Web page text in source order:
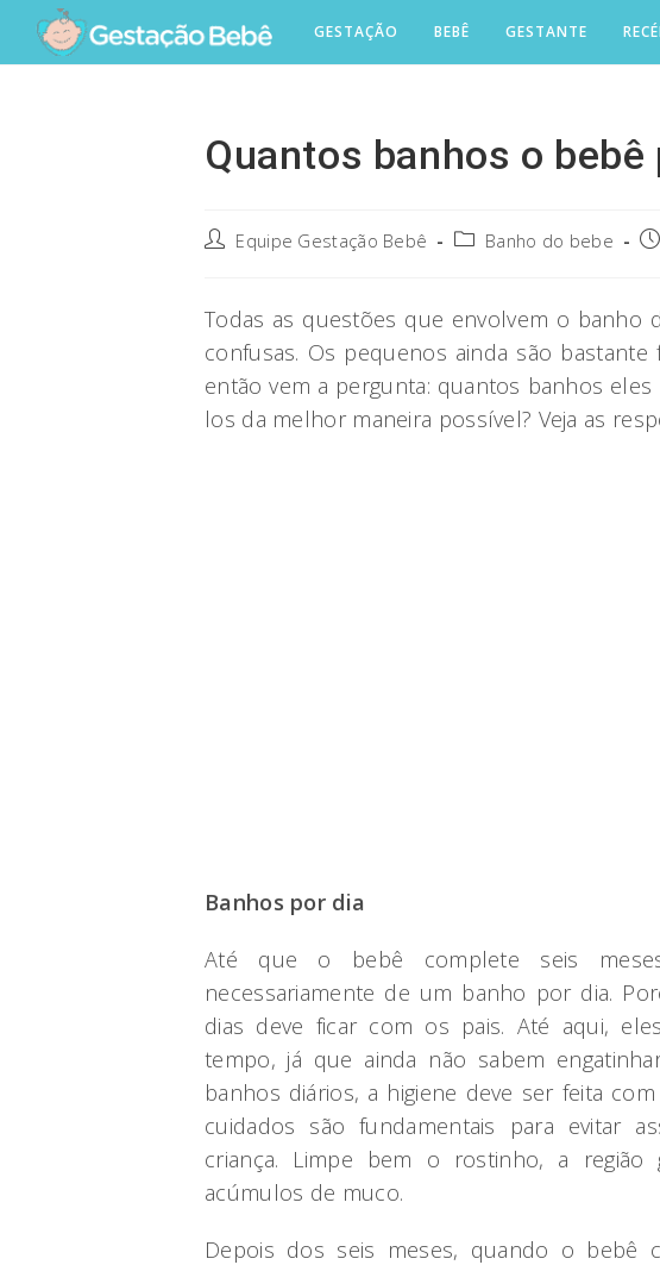
content
GESTAÇÃO BEBÊ GESTANTE
Quantos banhos o
PostEquipe Gestação Bebê
PostBanho do bebe
Todas as questões que envolvem o banho
confusas. Os pequenos ainda são
então vem a pergunta: quantos banhos
los da melhor maneira possível? Veja as
Banhos por dia
Até que o bebê complete seis
necessariamente de um banho por dia.
dias deve ficar com os pais. Até aqui,
tempo, já que ainda não sabem
banhos diários, a higiene deve ser feita
cuidados são fundamentais para evitar
criança. Limpe bem o rostinho, a
acúmulos de muco.
Depois dos seis meses, quando o bebê